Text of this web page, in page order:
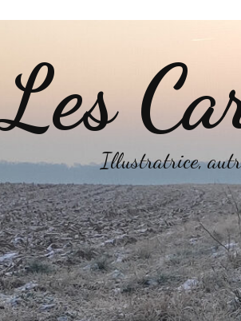
Les
Illustratrice,